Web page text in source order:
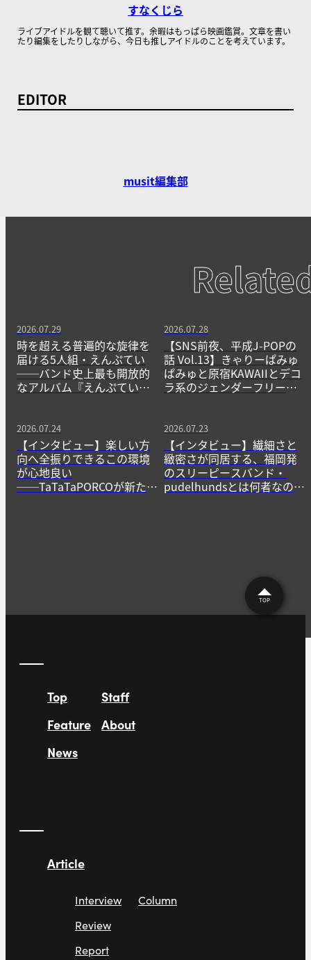
すなくじら
ライブアイドルを観て聴いて推す。余暇はもっぱら映画鑑賞。文章を書い
たり編集をしたりしながら、今日も推しアイドルのことを考えています。
EDITOR
musit編集部
2026.07.29
時を超える普遍的な旋律を
届ける5人組・えんぷてい
──バンド史上最も開放的
なアルバム『えんぷてい』
2026.07.28
【SNS前夜、平成J-POPの
話 Vol.13】きゃりーぱみゅ
ぱみゅと原宿KAWAIIとデコ
ラ系のジェンダーフリーな
2026.07.24
【インタビュー】楽しい方
向へ全振りできるこの環境
が心地良い
──TaTaTaPORCOが新たに
2026.07.23
【インタビュー】繊細さと
緻密さが同居する、福岡発
のスリーピースバンド・
pudelhundsとは何者なの
TOP
Top
Feature
News
Staff
About
Article
Interview
Review
Report
Column